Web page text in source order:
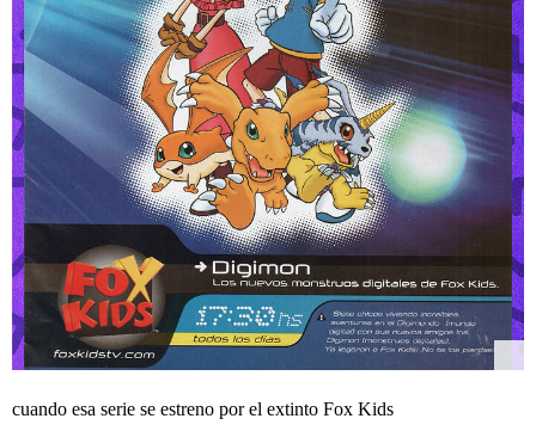
cuando esa serie se estreno por el extinto Fox Kids